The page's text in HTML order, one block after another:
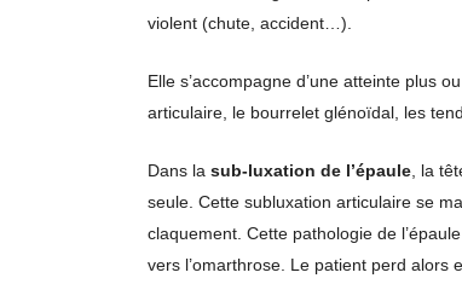
violent (chute, accident…).
Elle s’accompagne d’une atteinte plus
articulaire, le bourrelet glénoïdal, les
Dans la sub-luxation de l’épaule , la
seule. Cette subluxation articulaire se
claquement. Cette pathologie de
vers l’omarthrose. Le patient perd alors